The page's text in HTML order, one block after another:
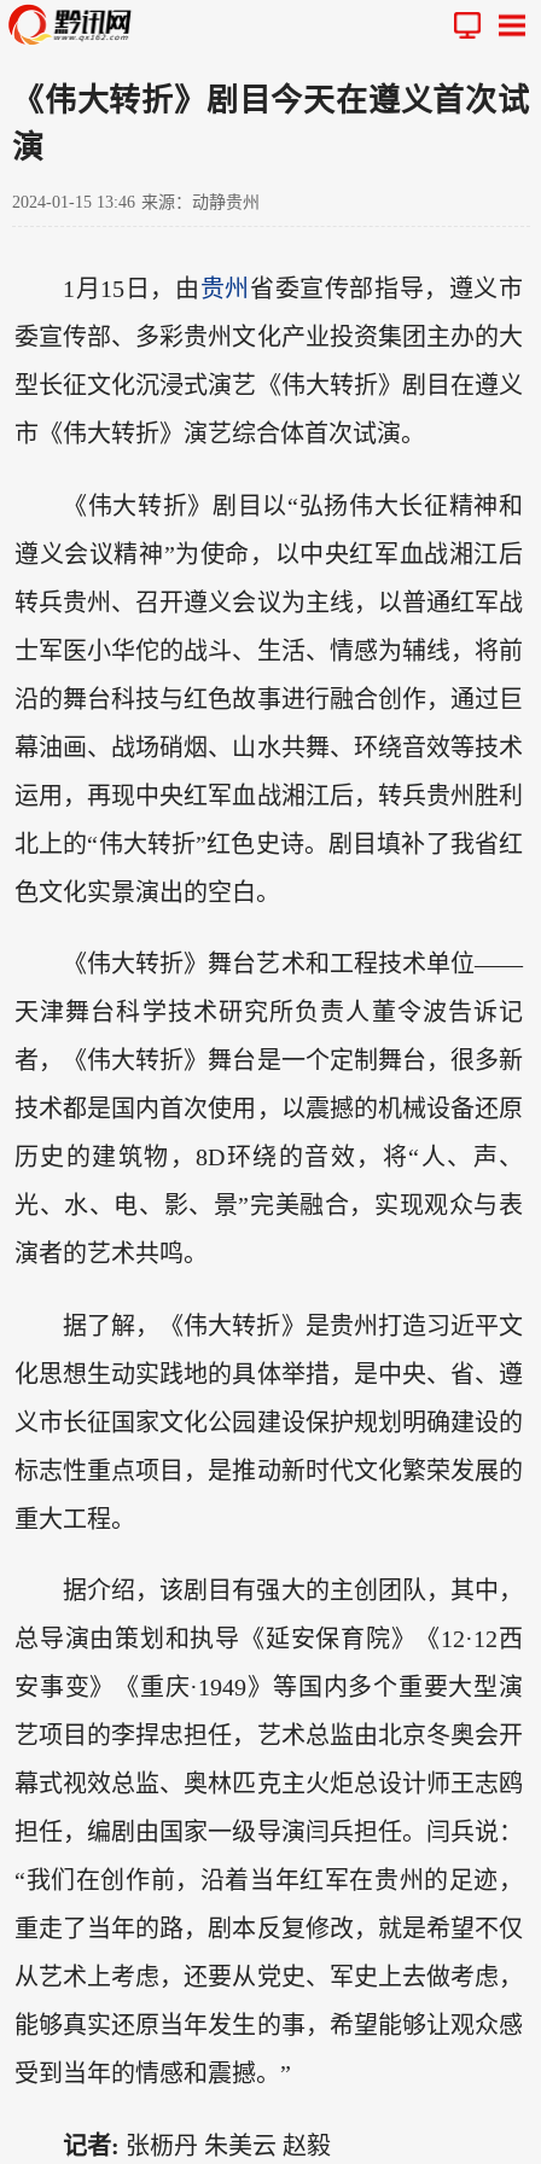
《伟大转折》剧目今天在遵义首次试
演
2024-01-15 13:46 来源：动静贵州
1月15日，由贵州 省委宣传部指导，遵义市
委宣传部、多彩贵州文化产业投资集团主办的大
型长征文化沉浸式演艺《伟大转折》剧目在遵义
市《伟大转折》演艺综合体首次试演。
《伟大转折》剧目以“弘扬伟大长征精神和
遵义会议精神”为使命，以中央红军血战湘江后
转兵贵州、召开遵义会议为主线，以普通红军战
士军医小华佗的战斗、生活、情感为辅线，将前
沿的舞台科技与红色故事进行融合创作，通过巨
幕油画、战场硝烟、山水共舞、环绕音效等技术
运用，再现中央红军血战湘江后，转兵贵州胜利
北上的“伟大转折”红色史诗。剧目填补了我省红
色文化实景演出的空白。
《伟大转折》舞台艺术和工程技术单位——
天津舞台科学技术研究所负责人董令波告诉记
者，《伟大转折》舞台是一个定制舞台，很多新
技术都是国内首次使用，以震撼的机械设备还原
历史的建筑物，8D环绕的音效，将“人、声、
光、水、电、影、景”完美融合，实现观众与表
演者的艺术共鸣。
据了解，《伟大转折》是贵州打造习近平文
化思想生动实践地的具体举措，是中央、省、遵
义市长征国家文化公园建设保护规划明确建设的
标志性重点项目，是推动新时代文化繁荣发展的
重大工程。
据介绍，该剧目有强大的主创团队，其中，
总导演由策划和执导《延安保育院》《12·12西
安事变》《重庆·1949》等国内多个重要大型演
艺项目的李捍忠担任，艺术总监由北京冬奥会开
幕式视效总监、奥林匹克主火炬总设计师王志鸥
担任，编剧由国家一级导演闫兵担任。闫兵说：
“我们在创作前，沿着当年红军在贵州的足迹，
重走了当年的路，剧本反复修改，就是希望不仅
从艺术上考虑，还要从党史、军史上去做考虑，
能够真实还原当年发生的事，希望能够让观众感
受到当年的情感和震撼。”
记者: 张枥丹 朱美云 赵毅